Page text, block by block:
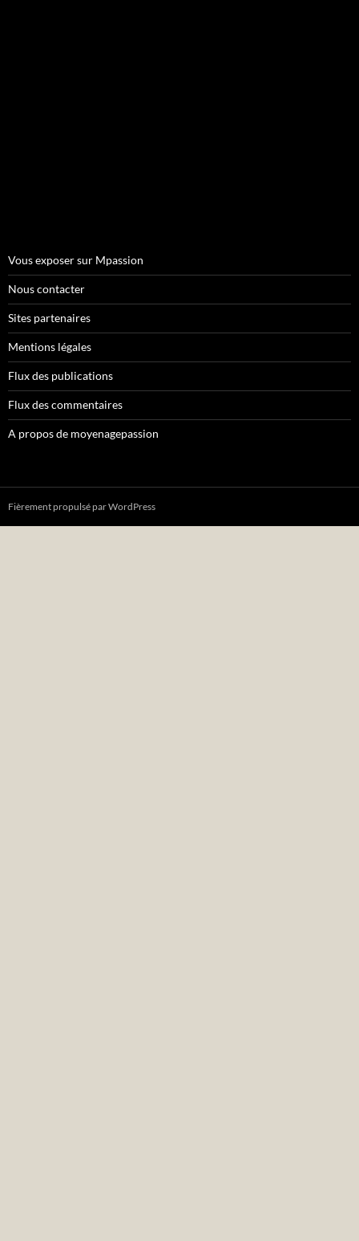
Vous exposer sur Mpassion
Nous contacter
Sites partenaires
Mentions légales
Flux des publications
Flux des commentaires
A propos de moyenagepassion
Fièrement propulsé par WordPress